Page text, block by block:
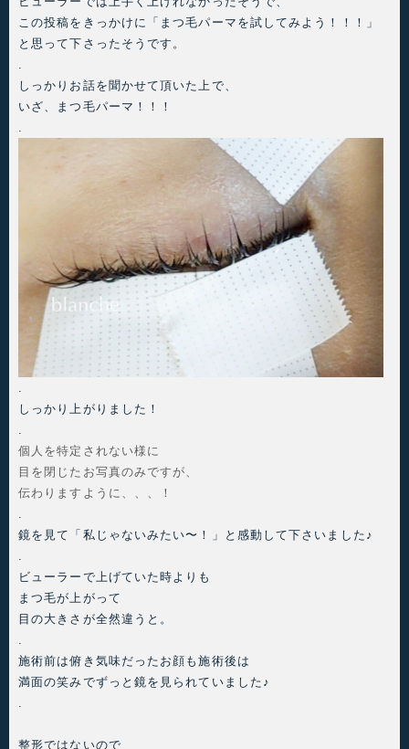
元からまつ毛を上げるだけで目
が大きく見えますし、視界も良
まつ毛勝負になるのでまつ毛が
「少ない・短い」とボリューム
この投稿をきっかけに「まつ毛パーマを試してみよう！！！」
と思って下さったそうです。
.
しっかりお話を聞かせて頂いた上で、
いざ、まつ毛パーマ！！！
.
.
しっかり上がりました！
.
個人を特定されない様に
目を閉じたお写真のみですが、
伝わりますように、、、！
.
鏡を見て「私じゃないみたい〜！」と感動して下さいました♪
.
ビューラーで上げていた時よりも
まつ毛が上がって
目の大きさが全然違うと。
.
施術前は俯き気味だったお顔も施術後は
満面の笑みでずっと鏡を見られていました♪
.
整形ではないので